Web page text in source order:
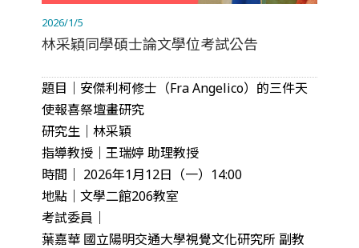
2026/1/5
林采穎同學碩士論文學位考試公告
題目｜安傑利柯修士（Fra Angelico）的三件天
使報喜祭壇畫研究
研究生｜林采穎
指導教授｜王瑞婷 助理教授
時間｜ 2026年1月12日（一）14:00
地點｜文學二館206教室
考試委員｜
葉嘉華 國立陽明交通大學視覺文化研究所 副教